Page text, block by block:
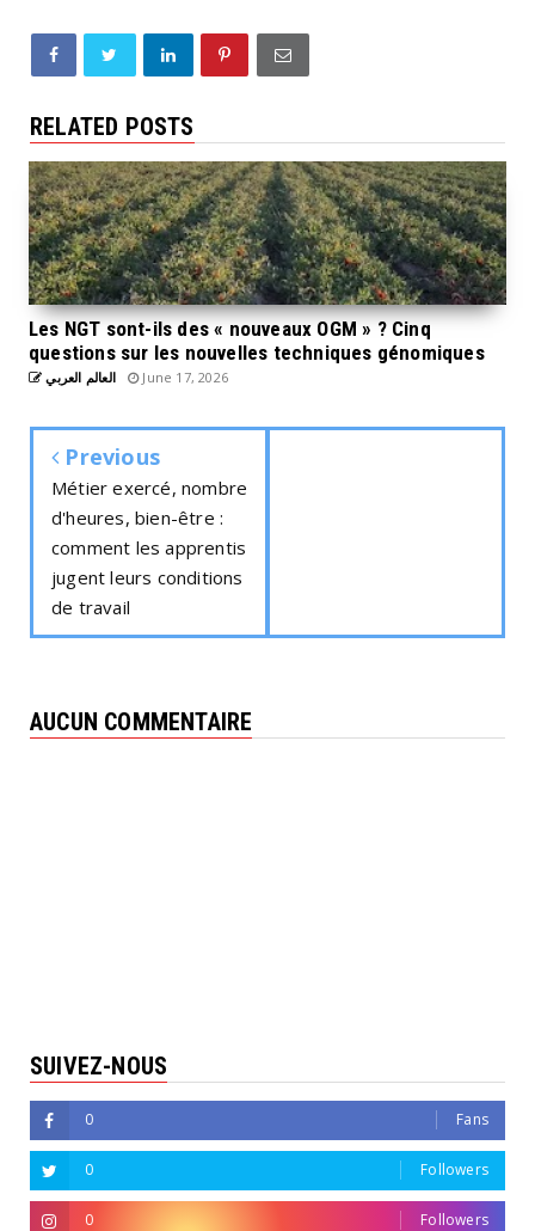
RELATED POSTS
Les NGT sont-ils des « nouveaux OGM » ? Cinq
questions sur les nouvelles techniques génomiques
العالم العربي June 17, 2026
Previous
Métier exercé, nombre
d'heures, bien-être :
comment les apprentis
jugent leurs conditions
de travail
AUCUN COMMENTAIRE
SUIVEZ-NOUS
0 Fans
0 Followers
0 Followers